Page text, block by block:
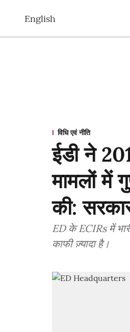
English
विधि एवं नीति
ईडी ने
मामलों में
की:
ED के ECIRs में
काफी ज़्यादा है।